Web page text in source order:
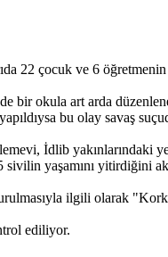
22 çocuk ve 6
okula art arda
bu olay savaş
İdlib yakınlarındaki
yaşamını yitirdiğini
ilgili olarak
ediliyor.